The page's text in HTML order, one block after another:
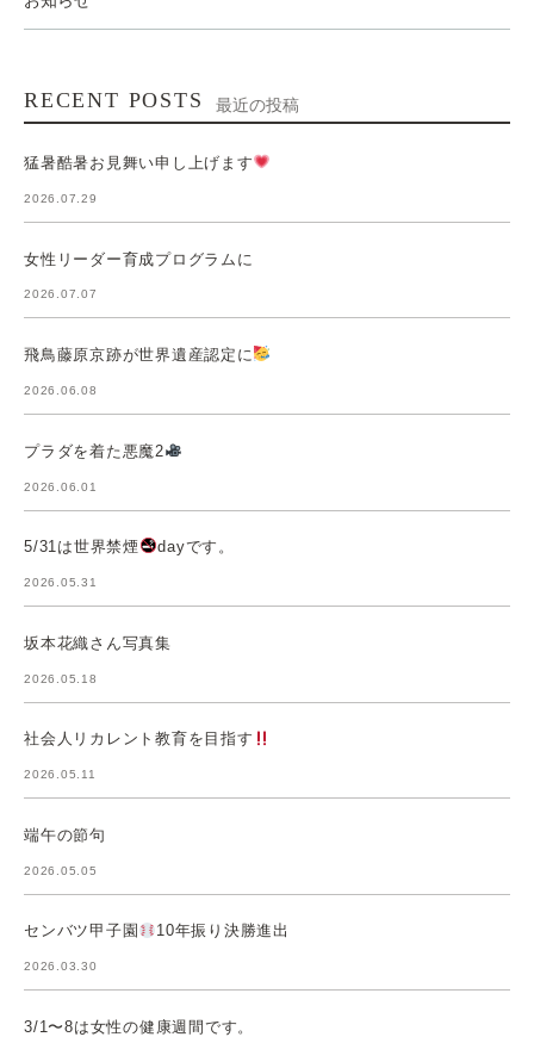
RECENT POSTS 最近の投稿
猛暑酷暑お見舞い申し上げます
2026.07.29
女性リーダー育成プログラムに
2026.07.07
飛鳥藤原京跡が世界遺産認定に
2026.06.08
プラダを着た悪魔2
2026.06.01
5/31は世界禁煙 dayです。
2026.05.31
坂本花織さん写真集
2026.05.18
社会人リカレント教育を目指す
2026.05.11
端午の節句
2026.05.05
センバツ甲子園 10年振り決勝進出
2026.03.30
3/1〜8は女性の健康週間です。